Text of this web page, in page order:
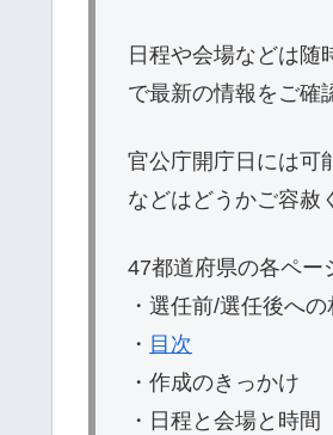
日程や会場などは随
で最新の情報をご確
官公庁開庁日には可
などはどうかご容赦
47都道府県の各ペー
・選任前/選任後へ
・ 目次
・作成のきっかけ
・日程と会場と時間